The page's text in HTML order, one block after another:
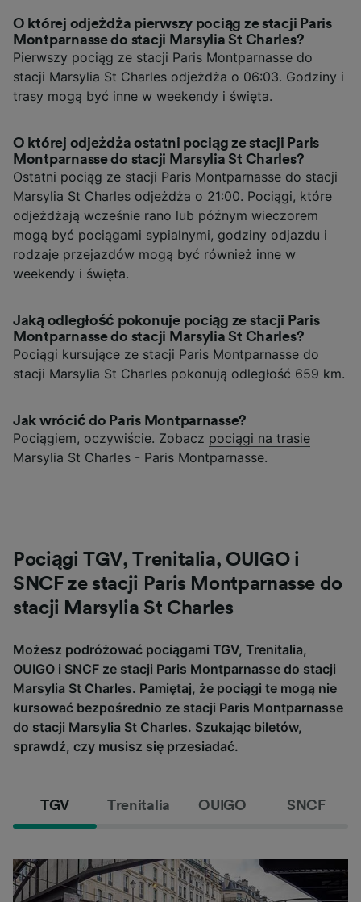
O której odjeżdża pierwszy pociąg ze stacji Paris
Montparnasse do stacji Marsylia St Charles?
Pierwszy pociąg ze stacji Paris Montparnasse do
stacji Marsylia St Charles odjeżdża o 06:03. Godziny i
trasy mogą być inne w weekendy i święta.
O której odjeżdża ostatni pociąg ze stacji Paris
Montparnasse do stacji Marsylia St Charles?
Ostatni pociąg ze stacji Paris Montparnasse do stacji
Marsylia St Charles odjeżdża o 21:00. Pociągi, które
odjeżdżają wcześnie rano lub późnym wieczorem
mogą być pociągami sypialnymi, godziny odjazdu i
rodzaje przejazdów mogą być również inne w
weekendy i święta.
Jaką odległość pokonuje pociąg ze stacji Paris
Montparnasse do stacji Marsylia St Charles?
Pociągi kursujące ze stacji Paris Montparnasse do
stacji Marsylia St Charles pokonują odległość 659 km.
Jak wrócić do Paris Montparnasse?
Pociągiem, oczywiście. Zobacz pociągi na trasie
Marsylia St Charles - Paris Montparnasse.
Pociągi TGV, Trenitalia, OUIGO i
SNCF ze stacji Paris Montparnasse do
stacji Marsylia St Charles
Możesz podróżować pociągami TGV, Trenitalia,
OUIGO i SNCF ze stacji Paris Montparnasse do stacji
Marsylia St Charles. Pamiętaj, że pociągi te mogą nie
kursować bezpośrednio ze stacji Paris Montparnasse
do stacji Marsylia St Charles. Szukając biletów,
sprawdź, czy musisz się przesiadać.
TGV Trenitalia OUIGO SNCF